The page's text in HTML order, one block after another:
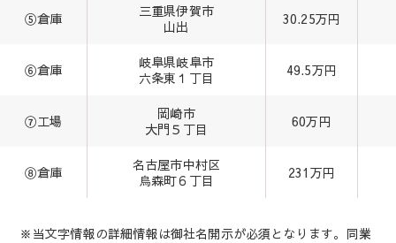
⑤倉庫
三重県伊賀市
山出
30.25万円
⑥倉庫
岐阜県岐阜市
六条東１丁目
49.5万円
⑦工場
岡崎市
大門５丁目
60万円
⑧倉庫
名古屋市中村区
烏森町６丁目
231万円
※当文字情報の詳細情報は御社名開示が必須となります。同業